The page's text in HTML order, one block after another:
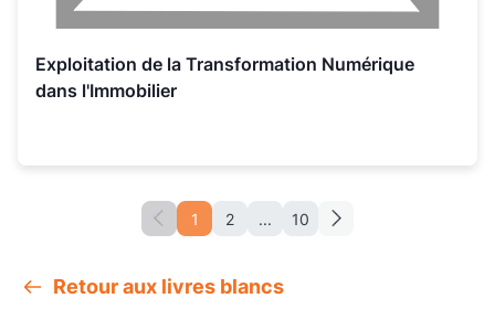
Exploitation de la Transformation Numérique
dans l'Immobilier
1 2 ... 10
Retour aux livres blancs